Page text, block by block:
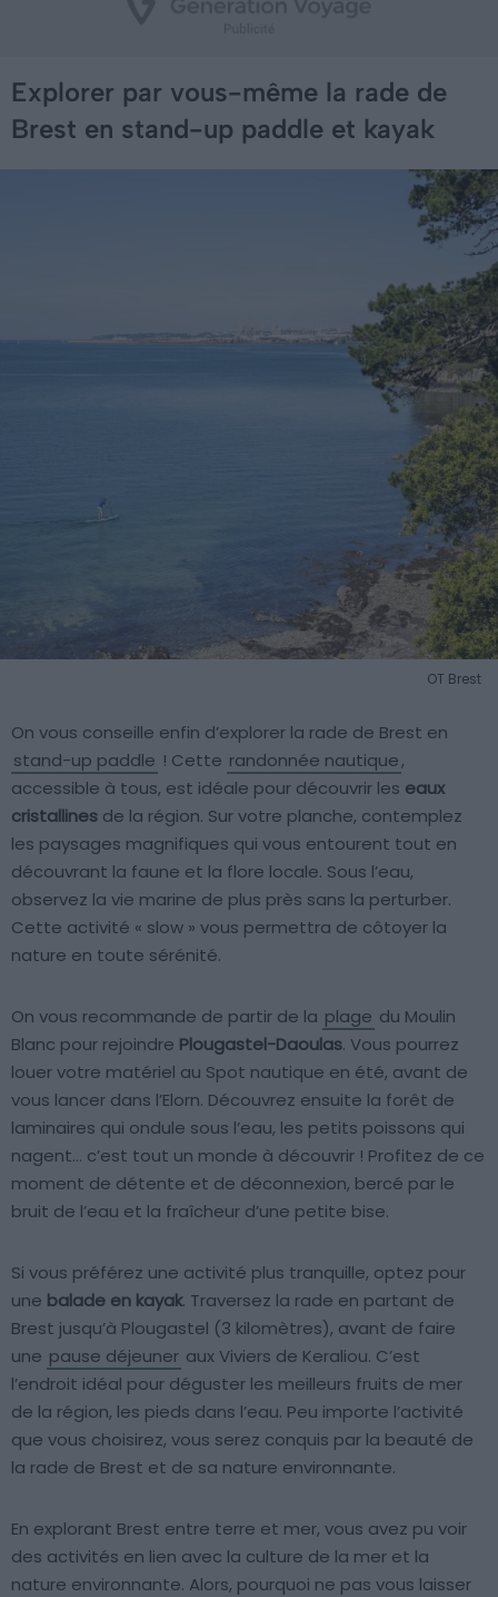
Explorer par vous-même la rade de
Brest en stand-up paddle et kayak
OT Brest
On vous conseille enfin d’explorer la rade de Brest en
stand-up paddle ! Cette randonnée nautique,
accessible à tous, est idéale pour découvrir les eaux
cristallines de la région. Sur votre planche, contemplez
les paysages magnifiques qui vous entourent tout en
découvrant la faune et la flore locale. Sous l’eau,
observez la vie marine de plus près sans la perturber.
Cette activité « slow » vous permettra de côtoyer la
nature en toute sérénité.
On vous recommande de partir de la plage du Moulin
Blanc pour rejoindre Plougastel-Daoulas. Vous pourrez
louer votre matériel au Spot nautique en été, avant de
vous lancer dans l’Elorn. Découvrez ensuite la forêt de
laminaires qui ondule sous l’eau, les petits poissons qui
nagent… c’est tout un monde à découvrir ! Profitez de ce
moment de détente et de déconnexion, bercé par le
bruit de l’eau et la fraîcheur d’une petite bise.
Si vous préférez une activité plus tranquille, optez pour
une balade en kayak. Traversez la rade en partant de
Brest jusqu’à Plougastel (3 kilomètres), avant de faire
une pause déjeuner aux Viviers de Keraliou. C’est
l’endroit idéal pour déguster les meilleurs fruits de mer
de la région, les pieds dans l’eau. Peu importe l’activité
que vous choisirez, vous serez conquis par la beauté de
la rade de Brest et de sa nature environnante.
En explorant Brest entre terre et mer, vous avez pu voir
des activités en lien avec la culture de la mer et la
nature environnante. Alors, pourquoi ne pas vous laisser